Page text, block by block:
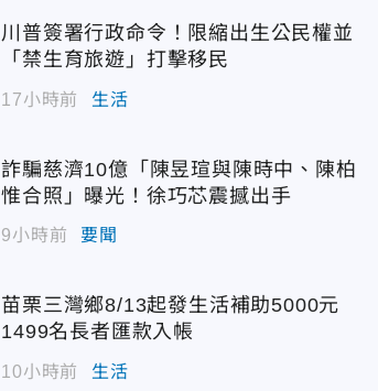
川普簽署行政命令！限縮出生公民權並
「禁生育旅遊」打擊移民
17小時前 生活
詐騙慈濟10億「陳昱瑄與陳時中、陳柏
惟合照」曝光！徐巧芯震撼出手
9小時前 要聞
苗栗三灣鄉8/13起發生活補助5000元
1499名長者匯款入帳
10小時前 生活